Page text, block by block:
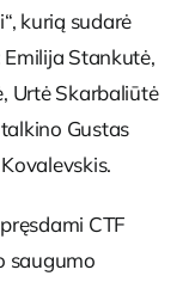
kurią sudarė
Stankutė,
Urtė Skarbaliūtė
Gustas
CTF
saugumo